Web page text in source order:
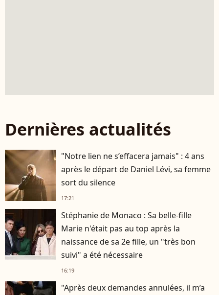
Dernières actualités
"Notre lien ne s’effacera jamais" : 4 ans
après le départ de Daniel Lévi, sa femme
sort du silence
17:21
Stéphanie de Monaco : Sa belle-fille
Marie n'était pas au top après la
naissance de sa 2e fille, un "très bon
suivi" a été nécessaire
16:19
"Après deux demandes annulées, il m’a